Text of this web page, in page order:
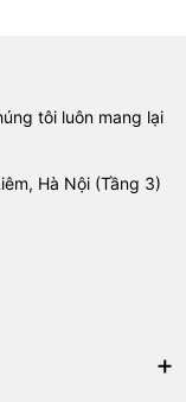
tôi luôn mang lại
Hà Nội (Tầng 3)